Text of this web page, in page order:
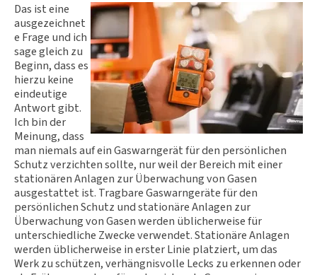
Das ist eine
ausgezeichnet
e Frage und ich
sage gleich zu
Beginn, dass es
hierzu keine
eindeutige
Antwort gibt.
Ich bin der
Meinung, dass
man niemals auf ein Gaswarngerät für den persönlichen
Schutz verzichten sollte, nur weil der Bereich mit einer
stationären Anlagen zur Überwachung von Gasen
ausgestattet ist. Tragbare Gaswarngeräte für den
persönlichen Schutz und stationäre Anlagen zur
Überwachung von Gasen werden üblicherweise für
unterschiedliche Zwecke verwendet. Stationäre Anlagen
werden üblicherweise in erster Linie platziert, um das
Werk zu schützen, verhängnisvolle Lecks zu erkennen oder